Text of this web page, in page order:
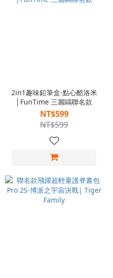
2in1趣味鉛筆盒-點心酷洛米
│FunTime 三麗鷗聯名款
NT$599
NT$599